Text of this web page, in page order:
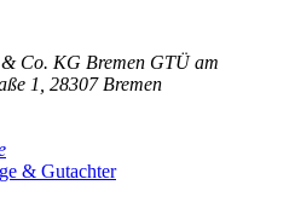
Co. KG Bremen GTÜ am
1, 28307 Bremen
& Gutachter